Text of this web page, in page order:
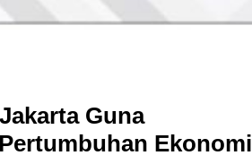
Guna
Ekonomi